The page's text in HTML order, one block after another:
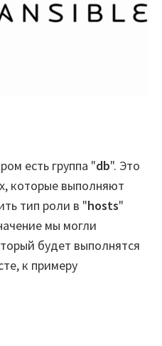
есть группа "db". Это
которые выполняют
тип роли в "hosts"
мы могли
будет выполнятся
к примеру